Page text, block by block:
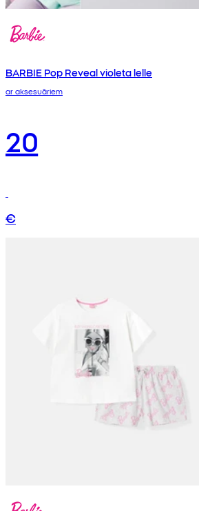
BARBIE Pop Reveal violeta lelle
ar aksesuāriem
20
€